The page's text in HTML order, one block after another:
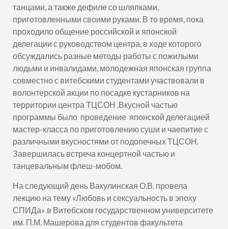
танцами, а также дефиле со шляпками,
приготовленными своими руками. В то время, пока
проходило общение российской и японской
делегации с руководством центра, в ходе которого
обсуждались разные методы работы с пожилыми
людьми и инвалидами, молодежная японская группа
совместно с витебскими студентами участвовали в
волонтерской акции по посадке кустарников на
территории центра ТЦСОН .Вкусной частью
программы было проведение японской делегацией
мастер-класса по приготовлению суши и чаепитие с
различными вкусностями от подопечных ТЦСОН.
Завершилась встреча концертной частью и
танцевальным флеш-мобом.
На следующий день Вакулинская О.В. провела
лекцию на тему «Любовь и сексуальность в эпоху
СПИДа» в Витебском государственном университете
им. П.М. Машерова для студентов факультета